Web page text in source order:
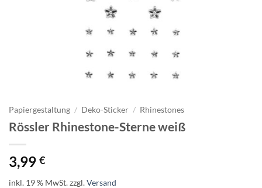
Papiergestaltung / Deko-Sticker / Rhinestones
Rössler Rhinestone-Sterne weiß
3,99 €
inkl. 19 % MwSt.zzgl.Versand